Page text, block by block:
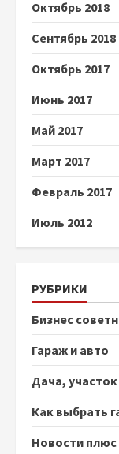
Октябрь 2018
Сентябрь 2018
Октябрь 2017
Июнь 2017
Май 2017
Март 2017
Февраль 2017
Июль 2012
РУБРИКИ
Бизнес
Гараж и авто
Дача, участок
Как выбрать
Новости плюс